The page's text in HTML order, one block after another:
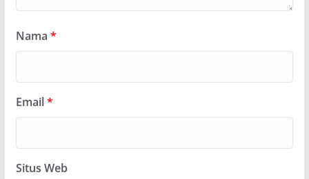
Nama *
Email*
Situs Web